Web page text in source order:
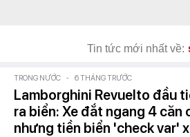
Tin tức mới nhất về:
TRONG NƯỚC - 6 THÁNG TRƯỚC
Lamborghini Revuelto đầu
ra biển: Xe đắt ngang 4 căn
nhưng tiền biển 'check var'